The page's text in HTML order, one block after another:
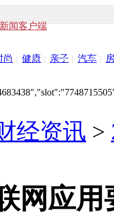
新闻客户端
尚 健康 亲子 汽车
经资讯 >
网应用